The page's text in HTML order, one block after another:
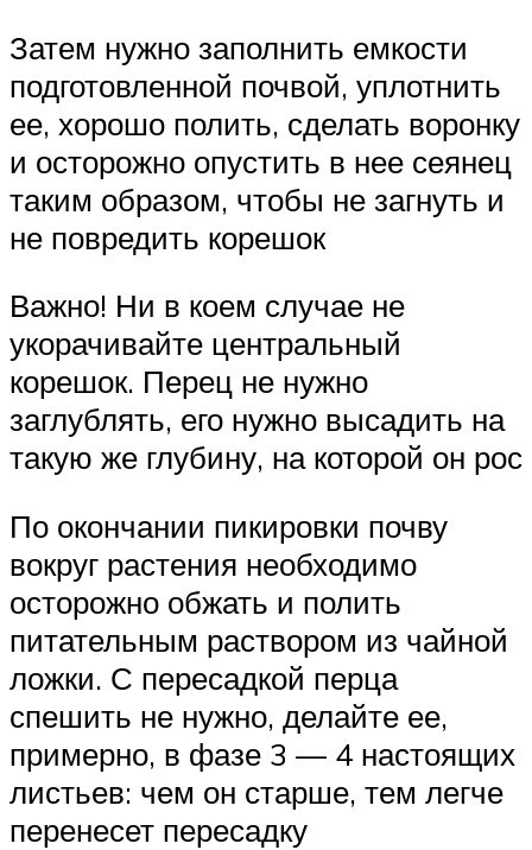
Затем нужно заполнить емкости
подготовленной почвой, уплотнить
ее, хорошо полить, сделать воронку
и осторожно опустить в нее сеянец
таким образом, чтобы не загнуть и
не повредить корешок
Важно! Ни в коем случае не
укорачивайте центральный
корешок. Перец не нужно
заглублять, его нужно высадить на
такую же глубину, на которой он рос
По окончании пикировки почву
вокруг растения необходимо
осторожно обжать и полить
питательным раствором из чайной
ложки. С пересадкой перца
спешить не нужно, делайте ее,
примерно, в фазе 3 — 4 настоящих
листьев: чем он старше, тем легче
перенесет пересадку